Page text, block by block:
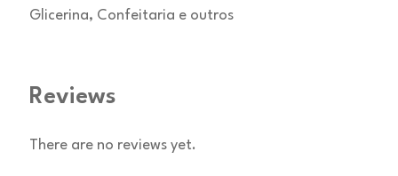
Glicerina, Confeitaria e outros
Reviews
There are no reviews yet.